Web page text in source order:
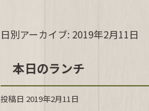
日別アーカイブ: 2019年2月11日
本日のランチ
投稿日 2019年2月11日